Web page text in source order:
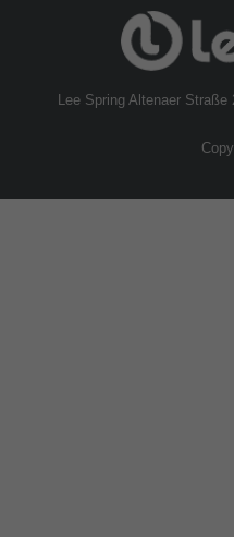
Lee Spring Altenaer Straße